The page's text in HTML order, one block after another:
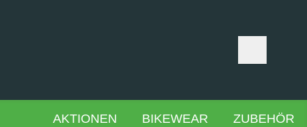
AKTIONEN BIKEWEAR ZUBEHÖR